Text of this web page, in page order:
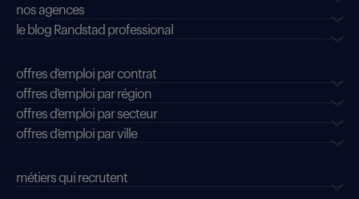
nos agences
le blog Randstad professional
offres d'emploi par contrat
offres d'emploi par région
offres d'emploi par secteur
offres d’emploi par ville
métiers qui recrutent